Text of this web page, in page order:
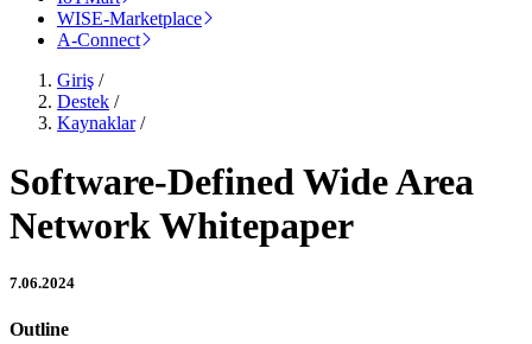
WISE-Marketplace
A-Connect
Giriş /
Destek /
Kaynaklar/
Software-Defined Wide Area
Network Whitepaper
7.06.2024
Outline